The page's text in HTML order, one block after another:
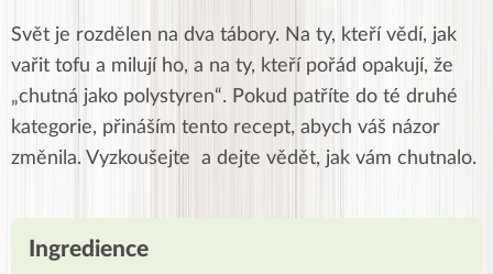
Svět je rozdělen na dva tábory. Na ty, kteří vědí, jak
vařit tofu a milují ho, a na ty, kteří pořád opakují, že
„chutná jako polystyren“. Pokud patříte do té druhé
kategorie, přináším tento recept, abych váš názor
změnila. Vyzkoušejte a dejte vědět, jak vám chutnalo.
Ingredience